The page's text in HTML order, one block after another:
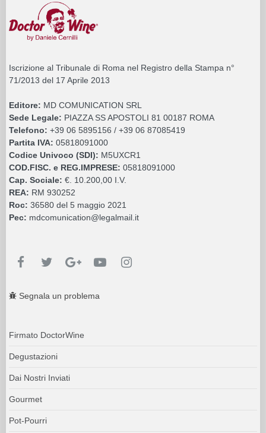
Iscrizione al Tribunale di Roma nel Registro della Stampa n°
71/2013 del 17 Aprile 2013
Editore: MD COMUNICATION SRL
Sede Legale: PIAZZA SS APOSTOLI 81 00187 ROMA
Telefono: +39 06 5895156 / +39 06 87085419
Partita IVA: 05818091000
Codice Univoco (SDI): M5UXCR1
COD.FISC. e REG.IMPRESE: 05818091000
Cap. Sociale: €. 10.200,00 I.V.
REA: RM 930252
Roc: 36580 del 5 maggio 2021
Pec: mdcomunication@legalmail.it
Segnala un problema
Firmato DoctorWine
Degustazioni
Dai Nostri Inviati
Gourmet
Pot-Pourri